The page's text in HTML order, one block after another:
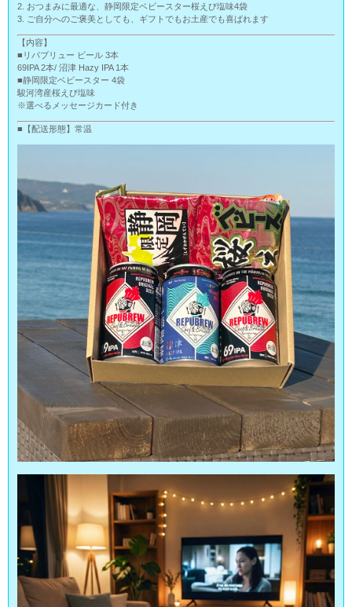
2. おつまみに最適な、静岡限定ベビースター桜えび塩味4袋
3. ご自分へのご褒美としても、ギフトでもお土産でも喜ばれます
【内容】
■リパブリュー ビール 3本
69IPA 2本/ 沼津 Hazy IPA 1本
■静岡限定ベビースター 4袋
駿河湾産桜えび塩味
※選べるメッセージカード付き
■【配送形態】常温